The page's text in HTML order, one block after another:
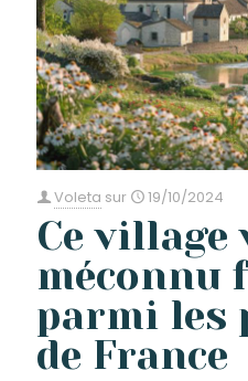
Voleta sur 19/10/2024
Ce village
méconnu
parmi les
de France